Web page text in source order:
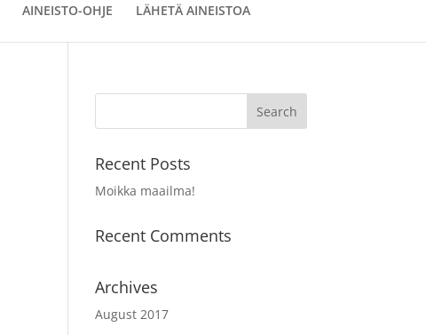
AINEISTO-OHJE LÄHETÄ AINEISTOA
Recent Posts
Moikka maailma!
Recent Comments
Archives
August 2017